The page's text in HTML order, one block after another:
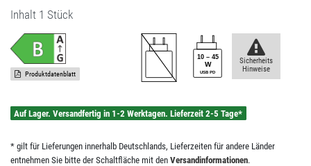
Inhalt 1 Stück
Produktdatenblatt
Sicherheits
Hinweise
Auf Lager. Versandfertig in 1-2 Werktagen. Lieferzeit 2-5 Tage*
* gilt für Lieferungen innerhalb Deutschlands, Lieferzeiten für andere Länder
entnehmen Sie bitte der Schaltfläche mit den Versandinformationen.